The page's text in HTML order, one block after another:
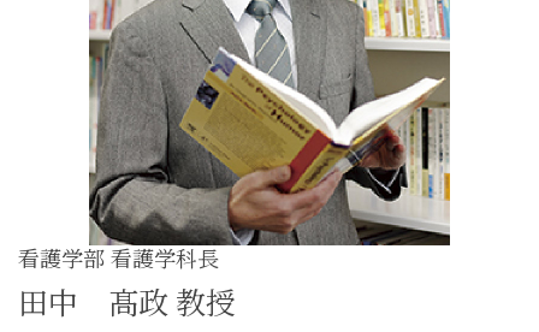
保護者の皆さまへ 病院・施設の方へ
附属施設・関連施設 個人情報保護方針
看護学部 看護学科長
田中 髙政 教授